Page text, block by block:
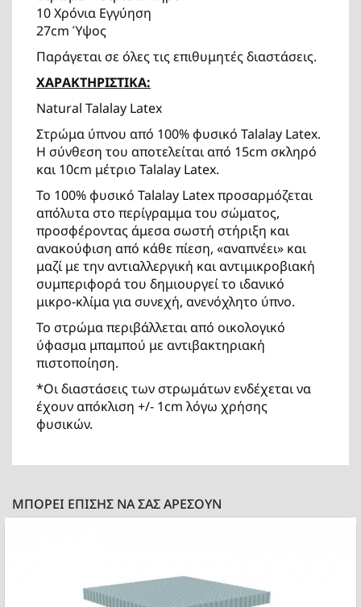
10 Χρόνια Εγγύηση
27cm Ύψος
Παράγεται σε όλες τις επιθυμητές διαστάσεις.
ΧΑΡΑΚΤΗΡΙΣΤΙΚΑ:
Natural Talalay Latex
Στρώμα ύπνου από 100% φυσικό Talalay Latex.
Η σύνθεση του αποτελείται από 15cm σκληρό
και 10cm μέτριο Talalay Latex.
Το 100% φυσικό Talalay Latex προσαρμόζεται
απόλυτα στο περίγραμμα του σώματος,
προσφέροντας άμεσα σωστή στήριξη και
ανακούφιση από κάθε πίεση, «αναπνέει» και
μαζί με την αντιαλλεργική και αντιμικροβιακή
συμπεριφορά του δημιουργεί το ιδανικό
μικρο-κλίμα για συνεχή, ανενόχλητο ύπνο.
Το στρώμα περιβάλλεται από οικολογικό
ύφασμα μπαμπού με αντιβακτηριακή
πιστοποίηση.
*Οι διαστάσεις των στρωμάτων ενδέχεται να
έχουν απόκλιση +/- 1cm λόγω χρήσης
φυσικών.
ΜΠΟΡΕΊ ΕΠΊΣΗΣ ΝΑ ΣΑΣ ΑΡΈΣΟΥΝ